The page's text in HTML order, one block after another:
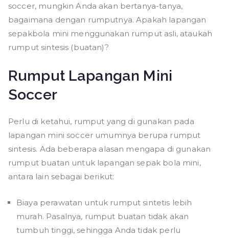
soccer, mungkin Anda akan bertanya-tanya,
bagaimana dengan rumputnya. Apakah lapangan
sepakbola mini menggunakan rumput asli, ataukah
rumput sintesis (buatan)?
Rumput Lapangan Mini
Soccer
Perlu di ketahui, rumput yang di gunakan pada
lapangan mini soccer umumnya berupa rumput
sintesis. Ada beberapa alasan mengapa di gunakan
rumput buatan untuk lapangan sepak bola mini,
antara lain sebagai berikut:
Biaya perawatan untuk rumput sintetis lebih
murah. Pasalnya, rumput buatan tidak akan
tumbuh tinggi, sehingga Anda tidak perlu